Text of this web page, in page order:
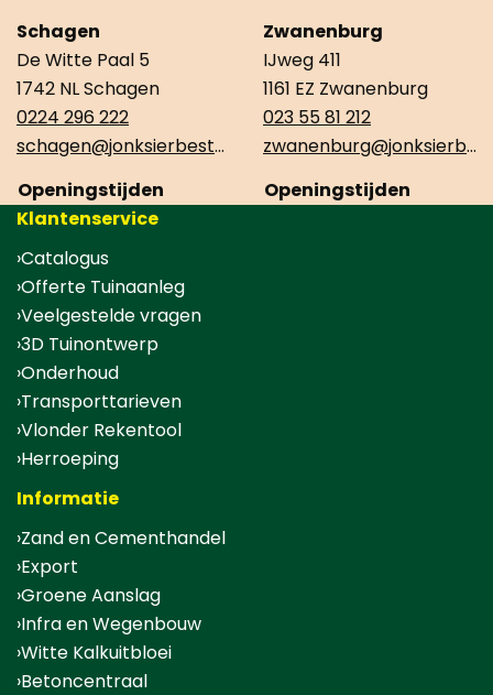
Schagen
De Witte Paal 5
1742 NL Schagen
0224 296 222
schagen@jonksierbestrating.nl
Openingstijden
Zwanenburg
IJweg 411
1161 EZ Zwanenburg
023 55 81 212
zwanenburg@jonksierbestrating.nl
Openingstijden
Klantenservice
Catalogus
Offerte Tuinaanleg
Veelgestelde vragen
3D Tuinontwerp
Onderhoud
Transporttarieven
Vlonder Rekentool
Herroeping
Informatie
Zand en Cementhandel
Export
Groene Aanslag
Infra en Wegenbouw
Witte Kalkuitbloei
Betoncentraal